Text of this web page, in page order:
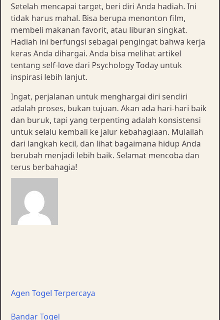
Setelah mencapai target, beri diri Anda hadiah. Ini
tidak harus mahal. Bisa berupa menonton film,
membeli makanan favorit, atau liburan singkat.
Hadiah ini berfungsi sebagai pengingat bahwa kerja
keras Anda dihargai. Anda bisa melihat artikel
tentang self-love dari Psychology Today untuk
inspirasi lebih lanjut.
Ingat, perjalanan untuk menghargai diri sendiri
adalah proses, bukan tujuan. Akan ada hari-hari baik
dan buruk, tapi yang terpenting adalah konsistensi
untuk selalu kembali ke jalur kebahagiaan. Mulailah
dari langkah kecil, dan lihat bagaimana hidup Anda
berubah menjadi lebih baik. Selamat mencoba dan
terus berbahagia!
Agen Togel Terpercaya
Bandar Togel